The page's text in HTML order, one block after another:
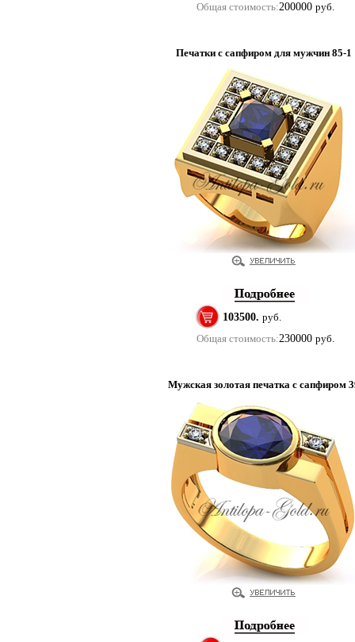
Общая стоимость:200000 руб.
Печатки с сапфиром для мужчин 85-1
103500. руб.
Общая стоимость:230000 руб.
Мужская золотая печатка с сапфиром